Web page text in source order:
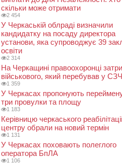
скільки може отримати
2 454
У Черкаській облраді визначили
кандидатку на посаду директора
установи, яка супроводжує 39
освіти
2 314
На Черкащині правоохоронці
військового, який перебував у СЗЧ
1 359
У Черкасах пропонують
три провулки та площу
1 183
Керівницю черкаського
центру обрали на новий термін
1 131
У Черкасах поховають полеглого
оператора БпЛА
1 106